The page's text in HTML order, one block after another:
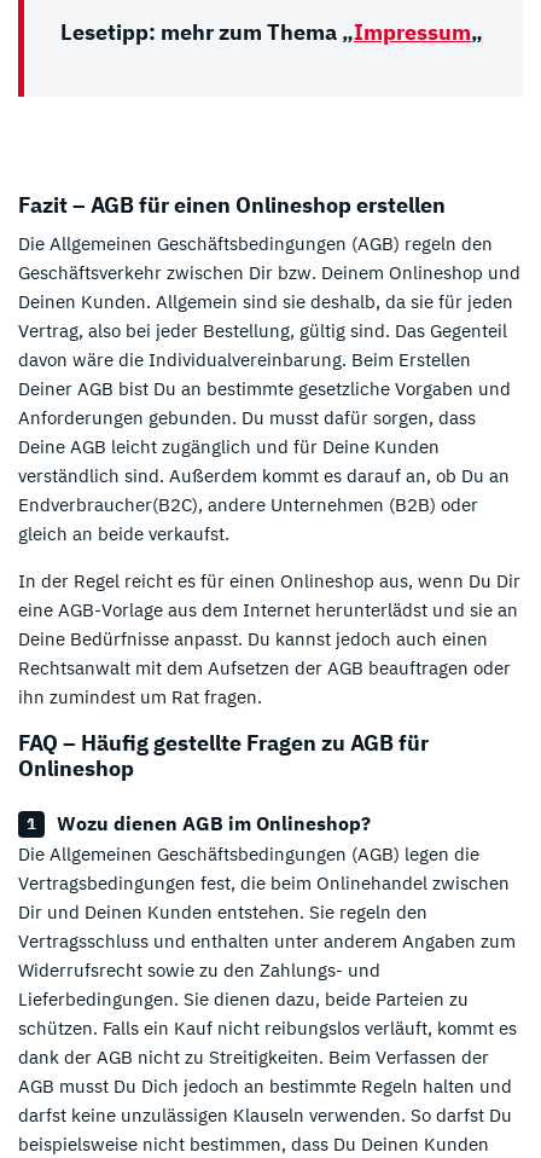
Lesetipp: mehr zum Thema „Impressum„
Fazit – AGB für einen Onlineshop erstellen
Die Allgemeinen Geschäftsbedingungen (AGB) regeln den
Geschäftsverkehr zwischen Dir bzw. Deinem Onlineshop und
Deinen Kunden. Allgemein sind sie deshalb, da sie für jeden
Vertrag, also bei jeder Bestellung, gültig sind. Das Gegenteil
davon wäre die Individualvereinbarung. Beim Erstellen
Deiner AGB bist Du an bestimmte gesetzliche Vorgaben und
Anforderungen gebunden. Du musst dafür sorgen, dass
Deine AGB leicht zugänglich und für Deine Kunden
verständlich sind. Außerdem kommt es darauf an, ob Du an
Endverbraucher(B2C), andere Unternehmen (B2B) oder
gleich an beide verkaufst.
In der Regel reicht es für einen Onlineshop aus, wenn Du Dir
eine AGB-Vorlage aus dem Internet herunterlädst und sie an
Deine Bedürfnisse anpasst. Du kannst jedoch auch einen
Rechtsanwalt mit dem Aufsetzen der AGB beauftragen oder
ihn zumindest um Rat fragen.
FAQ – Häufig gestellte Fragen zu AGB für
Onlineshop
Wozu dienen AGB im Onlineshop?
Die Allgemeinen Geschäftsbedingungen (AGB) legen die
Vertragsbedingungen fest, die beim Onlinehandel zwischen
Dir und Deinen Kunden entstehen. Sie regeln den
Vertragsschluss und enthalten unter anderem Angaben zum
Widerrufsrecht sowie zu den Zahlungs- und
Lieferbedingungen. Sie dienen dazu, beide Parteien zu
schützen. Falls ein Kauf nicht reibungslos verläuft, kommt es
dank der AGB nicht zu Streitigkeiten. Beim Verfassen der
AGB musst Du Dich jedoch an bestimmte Regeln halten und
darfst keine unzulässigen Klauseln verwenden. So darfst Du
beispielsweise nicht bestimmen, dass Du Deinen Kunden